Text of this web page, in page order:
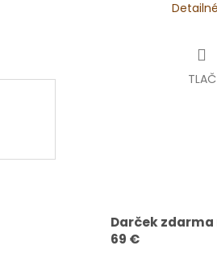
TLAČ
Darček zdarma
69 €